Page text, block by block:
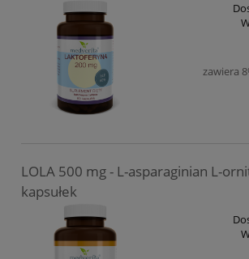
zawiera
LOLA 500 mg - L-asparaginian L-
kapsułek